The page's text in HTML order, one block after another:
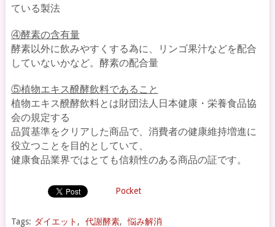
ている製法
④酵素の含有量
酵素以外に飲みやすくする為に、リンゴ果汁などを配合
していないかなど。酵素の配合量
⑤植物エキス醗酵飲料であること
植物エキス醗酵飲料とは財団法人日本健康・栄養食品協
会の規定する
品質基準をクリアした商品で、消費者の健康維持増進に
役立つことを目的としていて、
健康食品業界ではとても信頼性のある商品の証です。
Pocket
Tags: ダイエット , 代謝酵素, 悩み解消